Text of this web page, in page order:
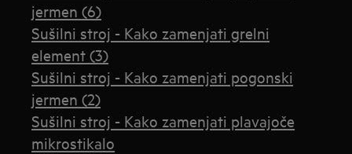
jermen (6)
Sušilni stroj - Kako zamenjati grelni
element (3)
Sušilni stroj - Kako zamenjati pogonski
jermen (2)
Sušilni stroj - Kako zamenjati plavajoče
mikrostikalo